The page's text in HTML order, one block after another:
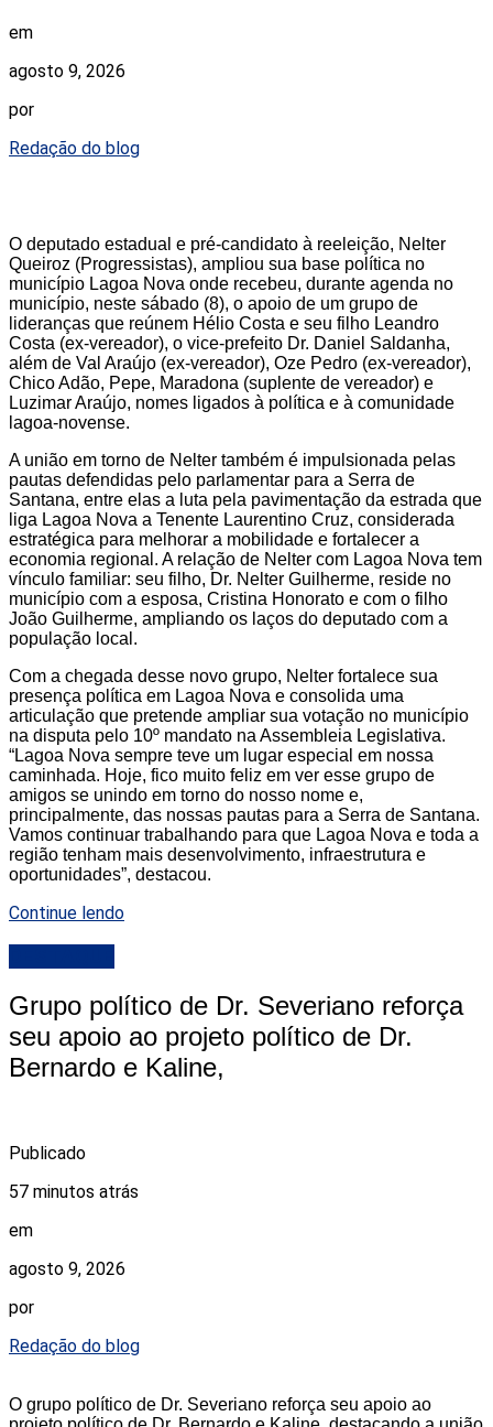
em
agosto 9, 2026
por
Redação do blog
O deputado estadual e pré-candidato à reeleição, Nelter
Queiroz (Progressistas), ampliou sua base política no
município Lagoa Nova onde recebeu, durante agenda no
município, neste sábado (8), o apoio de um grupo de
lideranças que reúnem Hélio Costa e seu filho Leandro
Costa (ex-vereador), o vice-prefeito Dr. Daniel Saldanha,
além de Val Araújo (ex-vereador), Oze Pedro (ex-vereador),
Chico Adão, Pepe, Maradona (suplente de vereador) e
Luzimar Araújo, nomes ligados à política e à comunidade
lagoa-novense.
A união em torno de Nelter também é impulsionada pelas
pautas defendidas pelo parlamentar para a Serra de
Santana, entre elas a luta pela pavimentação da estrada que
liga Lagoa Nova a Tenente Laurentino Cruz, considerada
estratégica para melhorar a mobilidade e fortalecer a
economia regional. A relação de Nelter com Lagoa Nova tem
vínculo familiar: seu filho, Dr. Nelter Guilherme, reside no
município com a esposa, Cristina Honorato e com o filho
João Guilherme, ampliando os laços do deputado com a
população local.
Com a chegada desse novo grupo, Nelter fortalece sua
presença política em Lagoa Nova e consolida uma
articulação que pretende ampliar sua votação no município
na disputa pelo 10º mandato na Assembleia Legislativa.
“Lagoa Nova sempre teve um lugar especial em nossa
caminhada. Hoje, fico muito feliz em ver esse grupo de
amigos se unindo em torno do nosso nome e,
principalmente, das nossas pautas para a Serra de Santana.
Vamos continuar trabalhando para que Lagoa Nova e toda a
região tenham mais desenvolvimento, infraestrutura e
oportunidades”, destacou.
Continue lendo
Grupo político de Dr. Severiano reforça
seu apoio ao projeto político de Dr.
Bernardo e Kaline,
Publicado
57 minutos atrás
em
agosto 9, 2026
por
Redação do blog
O grupo político de Dr. Severiano reforça seu apoio ao